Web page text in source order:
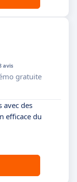
avis
gratuite
avec des
efficace du